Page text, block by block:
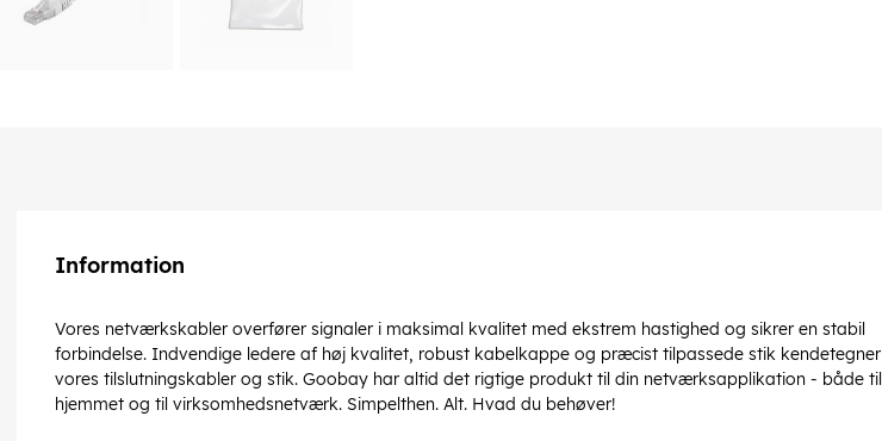
Information
Vores netværkskabler overfører signaler i maksimal kvalitet med ekstrem hastighed og sikrer en stabil
forbindelse. Indvendige ledere af høj kvalitet, robust kabelkappe og præcist tilpassede stik kendetegner
vores tilslutningskabler og stik. Goobay har altid det rigtige produkt til din netværksapplikation - både til
hjemmet og til virksomhedsnetværk. Simpelthen. Alt. Hvad du behøver!